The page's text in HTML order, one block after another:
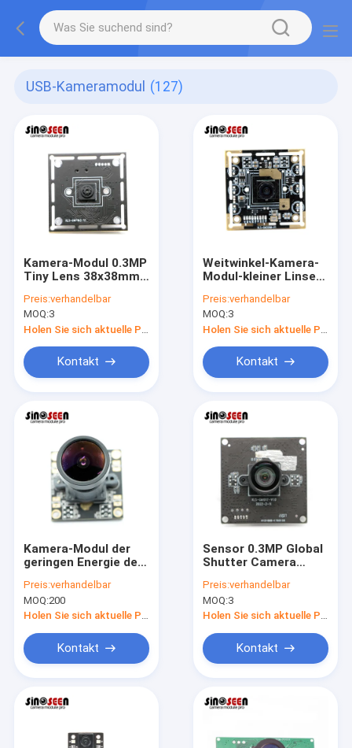
USB-Kameramodul (127)
Kamera-Modul 0.3MP
Tiny Lens 38x38mm
Himbeerpus GC0328
CMOS
Preis:verhandelbar
MOQ:3
Kontakt
Weitwinkel-Kamera-
Modul-kleiner Linsen-
USB
Preis:verhandelbar
MOQ:3
Kontakt
Kamera-Modul der
geringen Energie der
0.3MP USB mit
Sensor GalaxyCore
GC0308
Preis:verhandelbar
MOQ:200
Kontakt
Sensor 0.3MP Global
Shutter Camera
industrielle
Bildverarbeitung
Preis:verhandelbar
MOQ:3
Kontakt